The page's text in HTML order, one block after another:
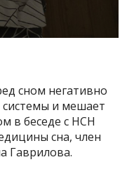
сном негативно
системы и мешает
в беседе с НСН
сна, член
Гаврилова.